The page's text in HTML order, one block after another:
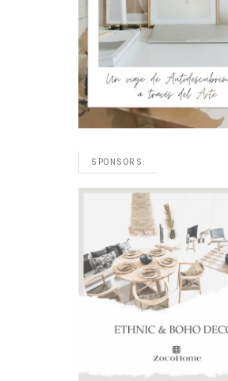
SPONSORS: